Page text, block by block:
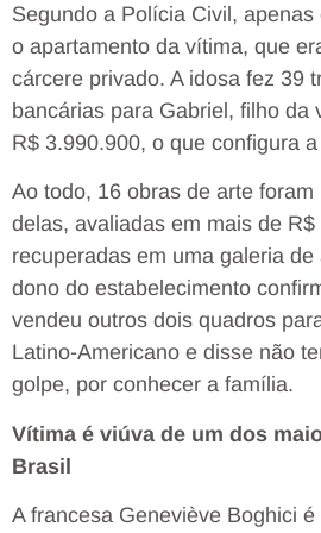
Segundo a Polícia Civil,
o apartamento da vítima, que
cárcere privado. A idosa fez 39
bancárias para Gabriel, filho da
R$ 3.990.900, o que configura
Ao todo, 16 obras de arte foram
delas, avaliadas em mais de
recuperadas em uma galeria
dono do estabelecimento
vendeu outros dois quadros
Latino-Americano e disse não
golpe, por conhecer a família.
Vítima é viúva de um dos
Brasil
A francesa Geneviève Boghici